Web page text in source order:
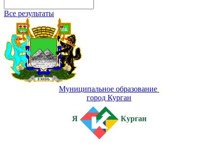
Все результаты
Муниципальное образование
город Курган
Я Курган